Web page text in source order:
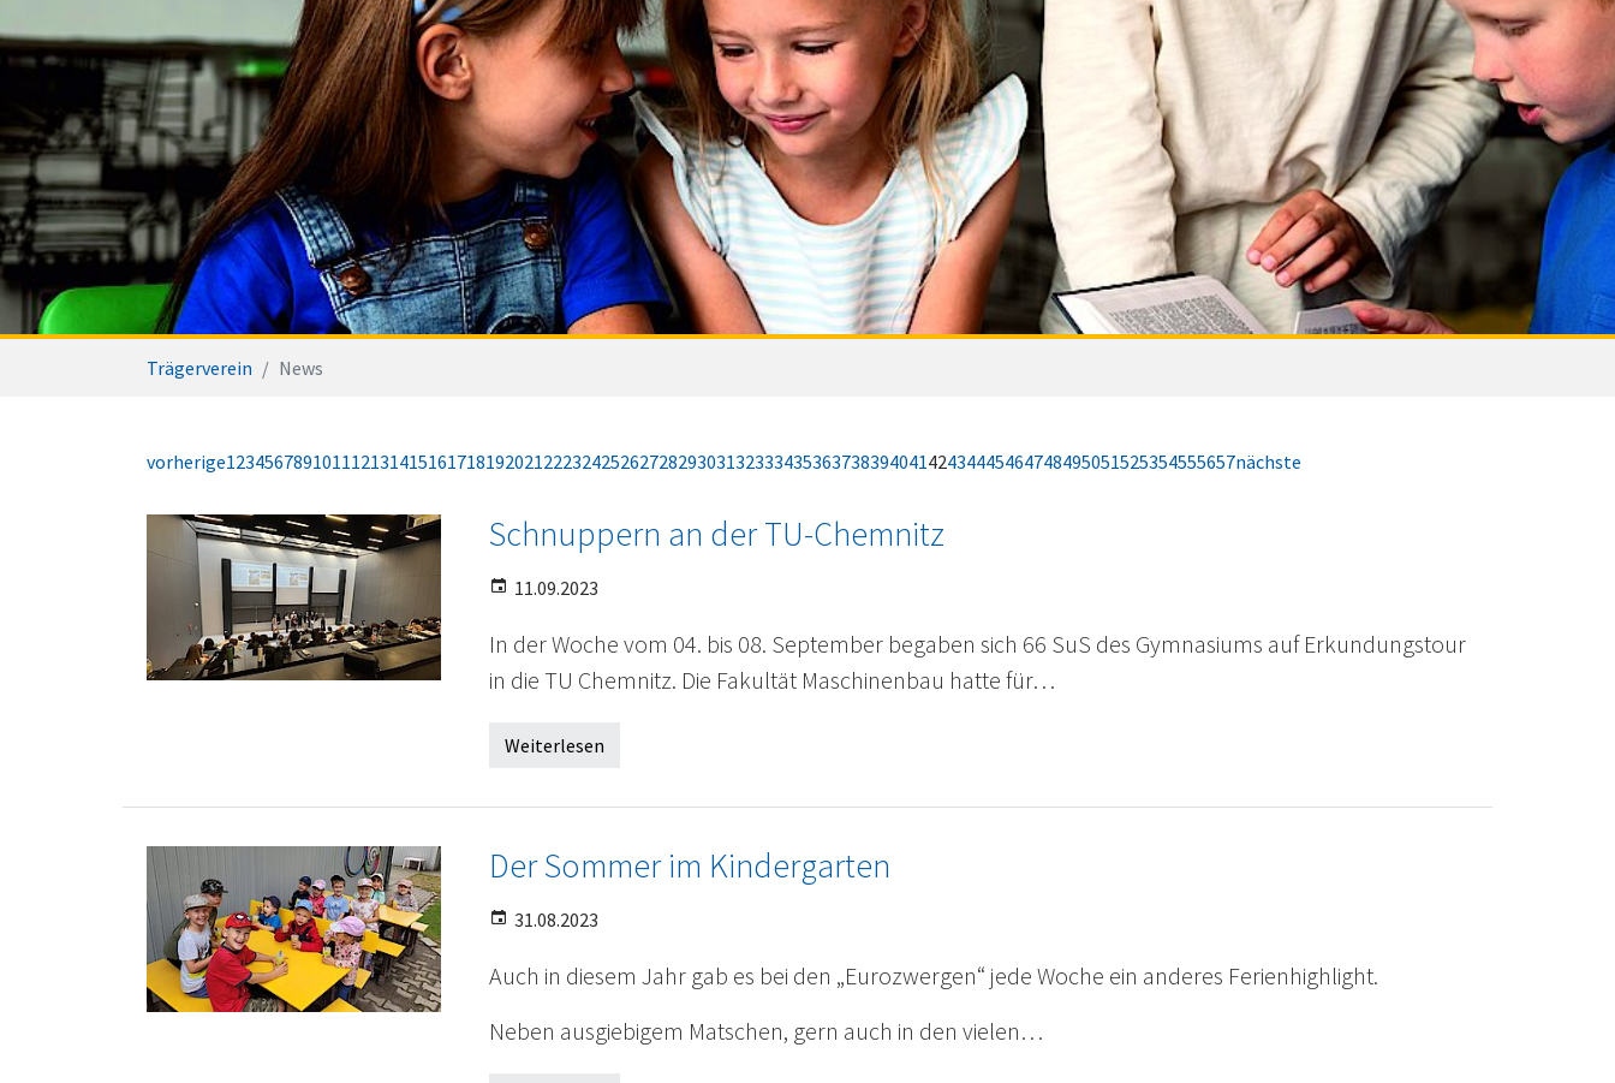
Trägerverein News
vorherige123456789101112131415161718192021222324252627282930313233343536373839404142434445464748495051525354555657nächste
Schnuppern an der TU-Chemnitz
11.09.2023
In der Woche vom 04. bis 08. September begaben sich 66 SuS des Gymnasiums auf Erkundungstour
in die TU Chemnitz. Die Fakultät Maschinenbau hatte für…
Weiterlesen
Der Sommer im Kindergarten
31.08.2023
Auch in diesem Jahr gab es bei den „Eurozwergen“ jede Woche ein anderes Ferienhighlight.
Neben ausgiebigem Matschen, gern auch in den vielen…